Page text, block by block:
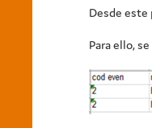
Desde este
Para ello,